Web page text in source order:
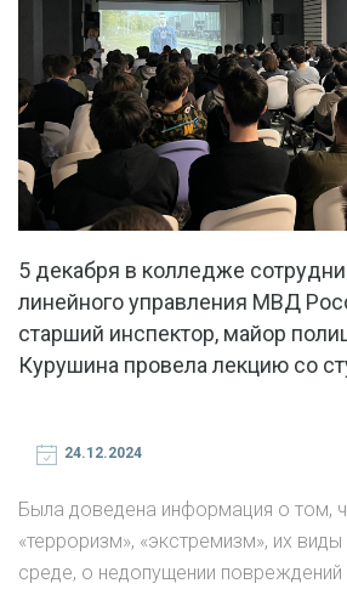
5 декабря в колледже
линейного управления МВД
старший инспектор, майор
Курушина провела лекцию со
24.12.2024
Была доведена информация о том,
«терроризм», «экстремизм», их
среде, о недопущении